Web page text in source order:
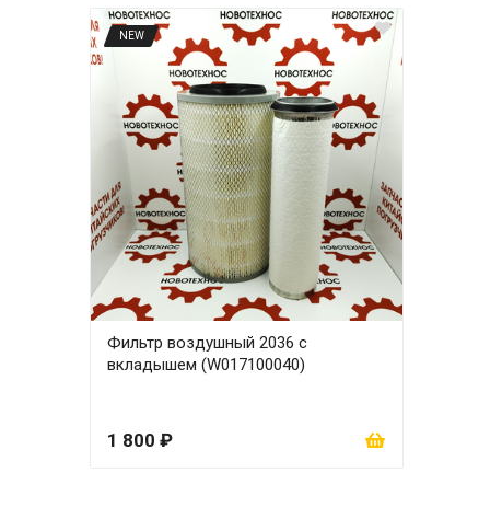
NEW
Фильтр воздушный 2036 с
вкладышем (W017100040)
1 800 ₽